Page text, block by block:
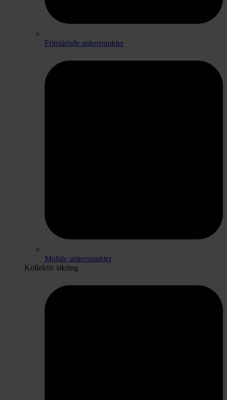
Fritstående ankerpunkter
Mobile ankerpunkter
Kollektiv sikring